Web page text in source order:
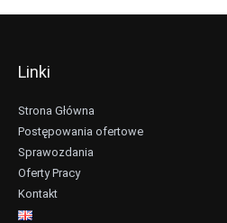
Linki
Strona Główna
Postępowania ofertowe
Sprawozdania
Oferty Pracy
Kontakt